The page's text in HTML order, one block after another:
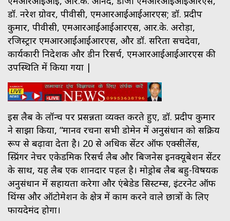
डॉ. नरेश ग्रोवर, पीवीसी, एमआरआईआईआरएस; डॉ. प्रदीप
कुमार, पीवीसी, एमआरआईआईआरएस, आर.के. अरोड़ा,
रजिस्ट्रार एमआरआईआईआरएस, और डॉ. सरिता सचदेवा,
कार्यकारी निदेशक और डीन रिसर्च, एमआरआईआईआरएस की
उपस्थिति में किया गया |
इस लैब के लॉन्च पर प्रसन्नता व्यक्त करते हुए, डॉ. प्रदीप कुमार
ने साझा किया, “मानव रचना सभी डोमेन में अनुसंधान को सक्रिय
रूप से बढ़ावा देता है। 20 से अधिक सेंटर ऑफ एक्सीलेंस,
स्प्रिंगर नेचर एकेडमिक रिसर्च लैब और बिजनेस इनक्यूबेशन सेंटर
के साथ, यह लैब एक शानदार पहल है। मोड्रोब लैब बहु-विषयक
अनुसंधान में सहायता करेगा और एंबेडेड सिस्टम्स, इंटरनेट ऑफ
थिंग्स और ऑटोमेशन के क्षेत्र में काम करने वाले छात्रों के लिए
फायदेमंद होगा।